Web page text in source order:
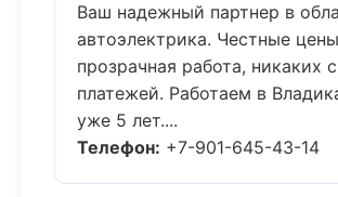
Ваш надежный партнер в
автоэлектрика. Честные
прозрачная работа, никаких
платежей. Работаем в
уже 5 лет....
Телефон: +7-901-645-43-14